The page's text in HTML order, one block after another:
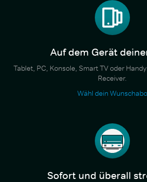
Auf dem Gerät
Tablet, PC, Konsole, Smart TV oder
Receiver.
Wähl dein Wunschabo
Sofort und überall